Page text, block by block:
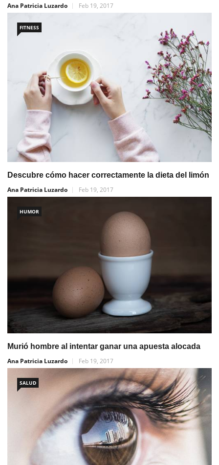
Ana Patricia Luzardo Feb 19, 2017
FITNESS
Descubre cómo hacer correctamente la dieta del limón
Ana Patricia Luzardo
Feb 19, 2017
HUMOR
Murió hombre al intentar ganar una apuesta alocada
Ana Patricia Luzardo
Feb 19, 2017
SALUD